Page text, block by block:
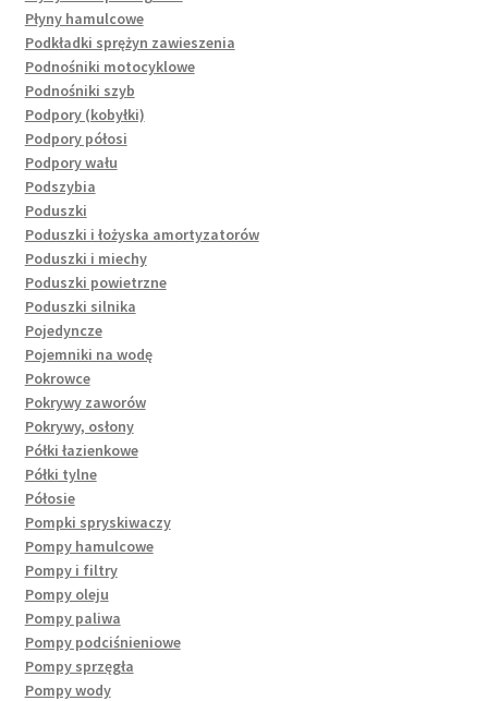
Płyny hamulcowe
Podkładki sprężyn zawieszenia
Podnośniki motocyklowe
Podnośniki szyb
Podpory (kobyłki)
Podpory półosi
Podpory wału
Podszybia
Poduszki
Poduszki i łożyska amortyzatorów
Poduszki i miechy
Poduszki powietrzne
Poduszki silnika
Pojedyncze
Pojemniki na wodę
Pokrowce
Pokrywy zaworów
Pokrywy, osłony
Półki łazienkowe
Półki tylne
Półosie
Pompki spryskiwaczy
Pompy hamulcowe
Pompy i filtry
Pompy oleju
Pompy paliwa
Pompy podciśnieniowe
Pompy sprzęgła
Pompy wody